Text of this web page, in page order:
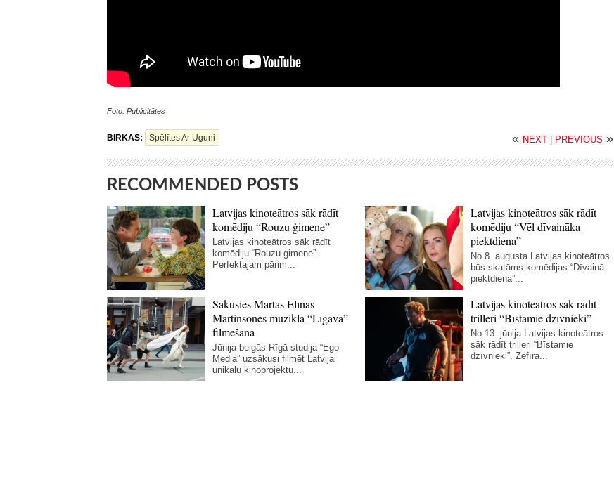
Foto: Publicitātes
BIRKAS: Spēlītes Ar Uguni « NEXT PREVIOUS »
RECOMMENDED POSTS
Latvijas kinoteātros sāk rādīt
komēdiju “Rouzu ģimene”
Latvijas kinoteātros sāk rādīt
komēdiju “Rouzu ģimene”.
Perfektajam pārim...
Latvijas kinoteātros sāk rādīt
komēdiju “Vēl dīvaināka
piektdiena”
No 8. augusta Latvijas kinoteātros
būs skatāms komēdijas “Dīvainā
piektdiena”...
Sākusies Martas Elīnas
Martinsones mūzikla “Līgava”
filmēšana
Jūnija beigās Rīgā studija “Ego
Media” uzsākusi filmēt Latvijai
unikālu kinoprojektu...
Latvijas kinoteātros sāk rādīt
trilleri “Bīstamie dzīvnieki”
No 13. jūnija Latvijas kinoteātros
sāk rādīt trilleri “Bīstamie
dzīvnieki”. Zefīra...